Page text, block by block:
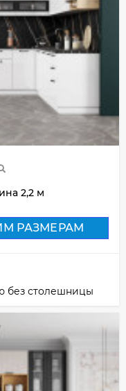
2,2 м
РАЗМЕРАМ
без столешницы